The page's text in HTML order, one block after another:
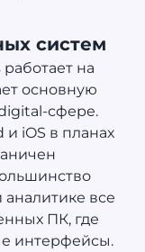
систем
на
основную
сфере.
iOS в планах
аналитике все
ПК, где
интерфейсы.